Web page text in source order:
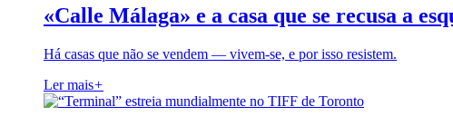
«Calle Málaga» e a casa que se recusa a
Há casas que não se vendem — vivem-se, e por isso resistem.
Ler mais+